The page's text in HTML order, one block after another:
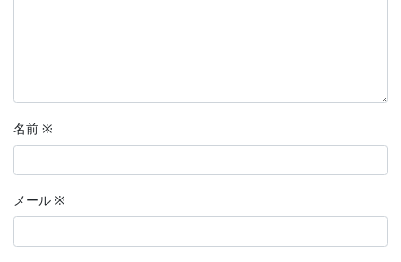
名前 ※
メール ※